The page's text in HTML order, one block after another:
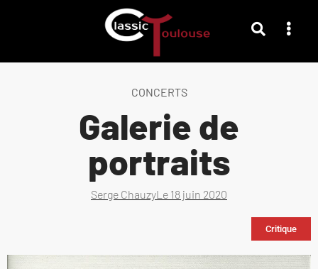
CONCERTS
Galerie de
portraits
Serge ChauzyLe 18 juin 2020
Critique